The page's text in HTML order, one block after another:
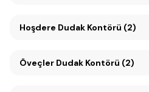
Hoşdere Dudak Kontörü (2)
Öveçler Dudak Kontörü (2)